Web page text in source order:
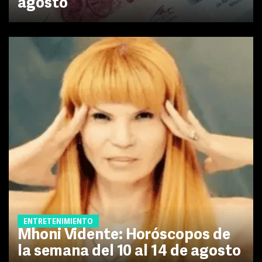
agosto
ENTRETENIMIENTO
Mhoni Vidente: Horóscopos de
la semana del 10 al 14 de agosto